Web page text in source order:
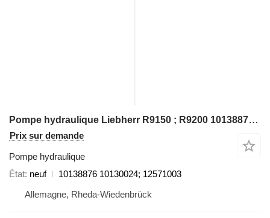
Pompe hydraulique Liebherr R9150 ; R9200 10138876 pour excavateur Liebherr R9150; R9200
Prix sur demande
Pompe hydraulique
État neuf
10138876 10130024; 12571003
Allemagne, Rheda-Wiedenbrück